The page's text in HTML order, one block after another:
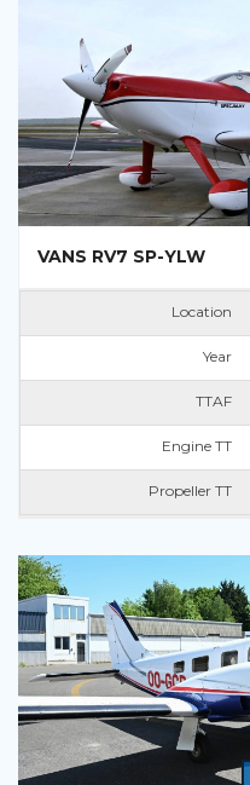
VANS RV7 SP-YLW
Location
Year
TTAF
Engine TT
Propeller TT